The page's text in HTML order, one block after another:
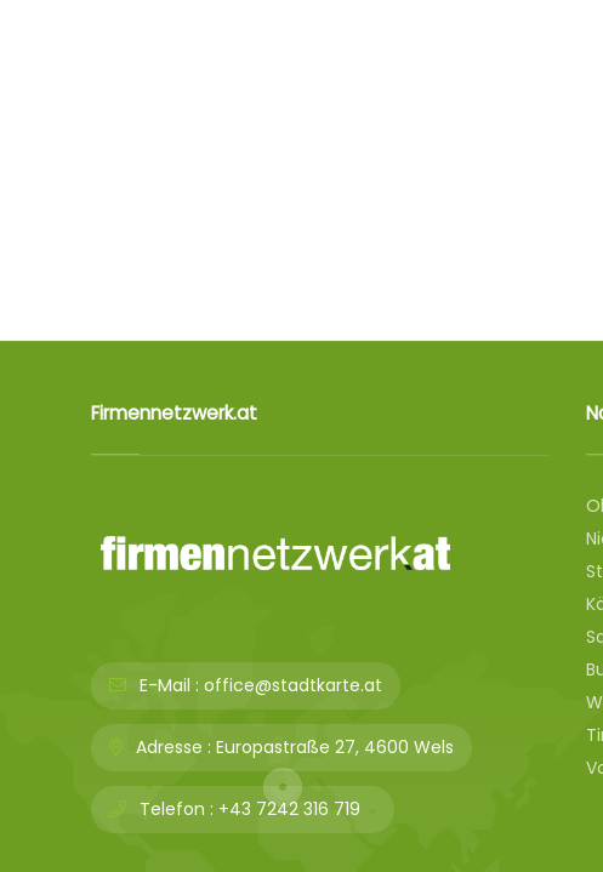
Firmennetzwerk.at
E-Mail : office@stadtkarte.at
Adresse : Europastraße 27, 4600 Wels
Telefon : +43 7242 316 719